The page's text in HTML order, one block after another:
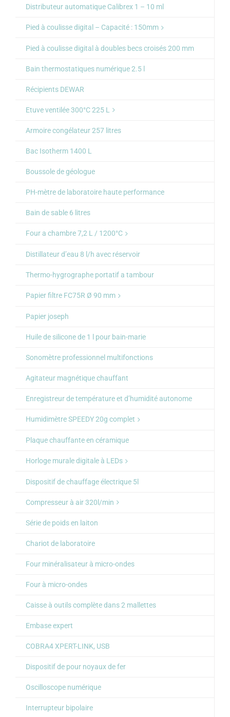
Distributeur automatique Calibrex 1 – 10 ml
Pied à coulisse digital – Capacité : 150mm
Pied à coulisse digital à doubles becs croisés 200 mm
Bain thermostatiques numérique 2.5 l
Récipients DEWAR
Etuve ventilée 300°C 225 L
Armoire congélateur 257 litres
Bac Isotherm 1400 L
Boussole de géologue
PH-mètre de laboratoire haute performance
Bain de sable 6 litres
Four a chambre 7,2 L / 1200°C
Distillateur d’eau 8 l/h avec réservoir
Thermo-hygrographe portatif a tambour
Papier filtre FC75R Ø 90 mm
Papier joseph
Huile de silicone de 1 l pour bain-marie
Sonomètre professionnel multifonctions
Agitateur magnétique chauffant
Enregistreur de température et d’humidité autonome
Humidimètre SPEEDY 20g complet
Plaque chauffante en céramique
Horloge murale digitale à LEDs
Dispositif de chauffage électrique 5l
Compresseur à air 320l/min
Série de poids en laiton
Chariot de laboratoire
Four minéralisateur à micro-ondes
Four à micro-ondes
Caisse à outils complète dans 2 mallettes
Embase expert
COBRA4 XPERT-LINK, USB
Dispositif de pour noyaux de fer
Oscilloscope numérique
Interrupteur bipolaire